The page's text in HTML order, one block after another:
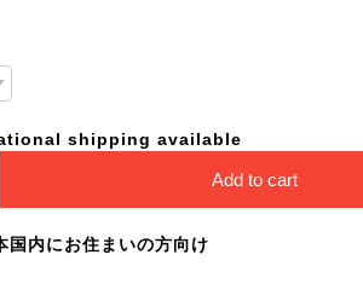
shipping available
Add to cart
国内にお住まいの方向け